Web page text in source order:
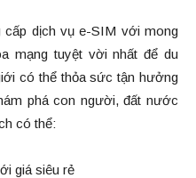
cấp dịch vụ e-SIM với mong
mạng tuyệt vời nhất để du
có thể thỏa sức tận hưởng
phá con người, đất nước
có thể:
giá siêu rẻ